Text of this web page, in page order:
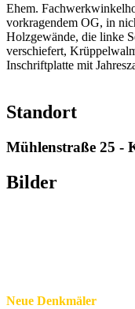
Ehem.
vorkragendem OG, in
Holzgewände, die linke
verschiefert,
Inschriftplatte mit
Standort
Mühlenstraße 25 -
Bilder
Neue Denkmäler